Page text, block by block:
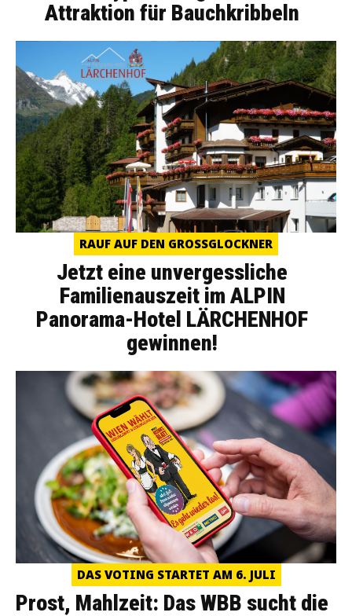
Attraktion für Bauchkribbeln
RAUF AUF DEN GROSSGLOCKNER
Jetzt eine unvergessliche
Familienauszeit im ALPIN
Panorama-Hotel LÄRCHENHOF
gewinnen!
DAS VOTING STARTET AM 6. JULI
Prost, Mahlzeit: Das WBB sucht die